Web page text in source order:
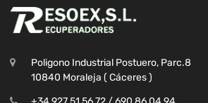
Poligono Industrial Postuero, Parc.8
10840 Moraleja ( Cáceres )